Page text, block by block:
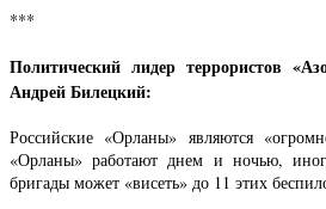
***
Политический лидер террористов
Андрей Билецкий:
Российские «Орланы» являются
«Орланы» работают днем и ночью,
бригады может «висеть» до 11 этих